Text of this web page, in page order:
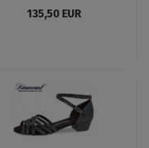
135,50 EUR